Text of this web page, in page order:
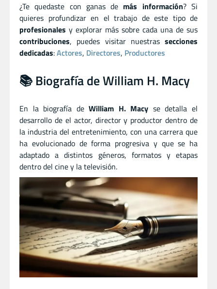
¿Te quedaste con ganas de más información? Si
quieres profundizar en el trabajo de este tipo de
profesionales y explorar más sobre cada una de sus
contribuciones, puedes visitar nuestras secciones
dedicadas:Actores, Directores, Productores
📚 Biografía de William H. Macy
En la biografía deWilliam H. Macy se detalla el
desarrollo de el actor, directory productor dentro de
la industria del entretenimiento, con una carrera que
ha evolucionado de forma progresiva y que se ha
adaptado a distintos géneros, formatos y etapas
dentro del cine y la televisión.